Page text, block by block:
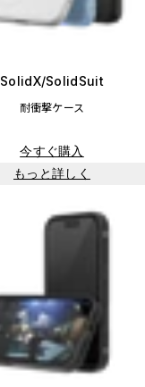
SolidX/SolidSuit
耐衝撃ケース
今すぐ購入
もっと詳しく